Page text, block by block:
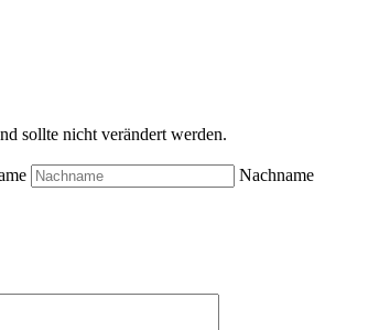
sollte nicht verändert werden.
Nachname